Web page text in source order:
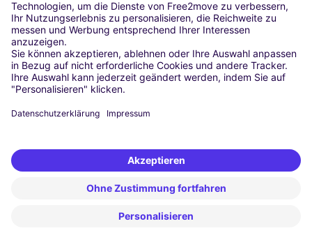
Madrid
Washington DC
Mailand
Rom
Turin
Wien
Berlin
Düsseldorf